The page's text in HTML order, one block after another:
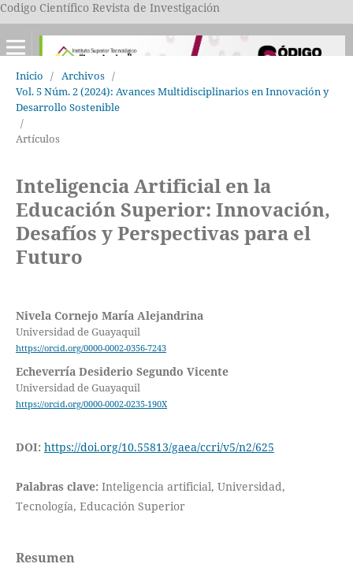
Codigo Científico Revista de Investigación
Inicio / Archivos /
Vol. 5 Núm. 2 (2024): Avances Multidisciplinarios en Innovación y
Desarrollo Sostenible
/
Artículos
Inteligencia Artificial en la
Educación Superior: Innovación,
Desafíos y Perspectivas para el
Futuro
Nivela Cornejo María Alejandrina
Universidad de Guayaquil
https://orcid.org/0000-0002-0356-7243
Echeverría Desiderio Segundo Vicente
Universidad de Guayaquil
https://orcid.org/0000-0002-0235-190X
DOI: https://doi.org/10.55813/gaea/ccri/v5/n2/625
Palabras clave: Inteligencia artificial, Universidad,
Tecnología, Educación Superior
Resumen